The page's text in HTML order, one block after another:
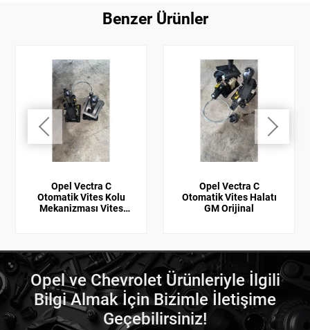
Benzer Ürünler
Opel Vectra C
Otomatik Vites Kolu
Mekanizması Vites
Opel Vectra C
Otomatik Vites Halatı
GM Orijinal
Opel ve Chevrolet Ürünleriyle İlgili
Bilgi Almak İçin Bizimle İletişime
Geçebilirsiniz!